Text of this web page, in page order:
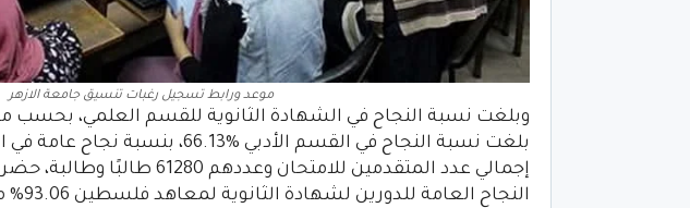
موعد ورابط تسجيل رغبات تنسيق جامعة الازهر
وبلغت نسبة النجاح في الشهادة الثانوية للقسم العلمي، بحسب
النجاح